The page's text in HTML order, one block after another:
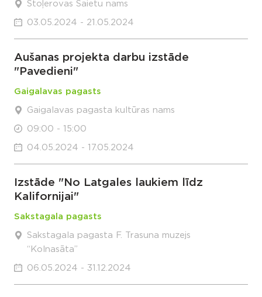
Stoļerovas Saietu nams
03.05.2024 - 21.05.2024
Aušanas projekta darbu izstāde
"Pavedieni"
Gaigalavas pagasts
Gaigalavas pagasta kultūras nams
09:00 - 15:00
04.05.2024 - 17.05.2024
Izstāde "No Latgales laukiem līdz
Kalifornijai"
Sakstagala pagasts
Sakstagala pagasta F. Trasuna muzejs
“Kolnasāta”
06.05.2024 - 31.12.2024